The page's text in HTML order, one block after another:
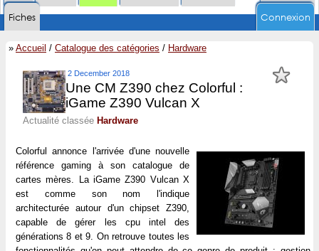
Fiches
Connexion
» Accueil / Catalogue des catégories / Hardware
2 December 2018
Une CM Z390 chez Colorful :
iGame Z390 Vulcan X
Actualité classée Hardware
Colorful annonce l'arrivée d'une nouvelle
référence gaming à son catalogue de
cartes mères. La iGame Z390 Vulcan X
est comme son nom l'indique
architecturée autour d'un chipset Z390,
capable de gérer les cpu intel des
générations 8 et 9. On retrouve toutes les